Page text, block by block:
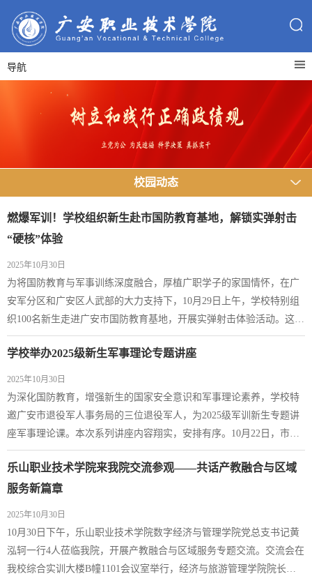
导航
校园动态
燃爆军训！学校组织新生赴市国防教育基地，解锁实弹射击
“硬核”体验
2025年10月30日
为将国防教育与军事训练深度融合，厚植广职学子的家国情怀，在广
安军分区和广安区人武部的大力支持下，10月29日上午，学校特别组
织100名新生走进广安市国防教育基地，开展实弹射击体验活动。这场
“沉浸式”实践，让青春与“硝烟”碰撞，为军训生活注入了更鲜活的国
防力量。为确保射击科目的绝对安全，军训教官结合枪械知识、射击
原理、安全规范等内容展开专项讲解、训练。从握枪“三点一线”的标
准姿势到扣扳机的力度控制，从子...
学校举办2025级新生军事理论专题讲座
2025年10月30日
为深化国防教育，增强新生的国家安全意识和军事理论素养，学校特
邀广安市退役军人事务局的三位退役军人，为2025级军训新生专题讲
座军事理论课。本次系列讲座内容翔实，安排有序。10月22日，市退
役军人事务局思想政治与党建工作科副科长郑祖祥以“中国国防力量”
为主题，为同学们系统梳理并介绍我国各军种的构成与特点，描绘了
现代化国防力量的宏伟蓝图。10月27日，市退役军人事务局应急信访
乐山职业技术学院来我院交流参观——共话产教融合与区域
服务新篇章
2025年10月30日
10月30日下午，乐山职业技术学院数字经济与管理学院党总支书记黄
泓轲一行4人莅临我院，开展产教融合与区域服务专题交流。交流会在
我校综合实训大楼B幢1101会议室举行，经济与旅游管理学院院长郭